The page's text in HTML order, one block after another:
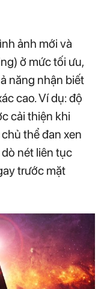
ảnh mới và
ở mức tối ưu,
năng nhận biết
cao. Ví dụ: độ
cải thiện khi
thể đan xen
nét liên tục
trước mặt